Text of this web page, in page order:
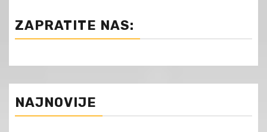
ZAPRATITE NAS:
NAJNOVIJE